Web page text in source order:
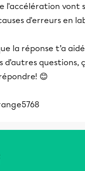
l'accélération vont
d'erreurs en
la réponse t’a
d’autres questions,
😊